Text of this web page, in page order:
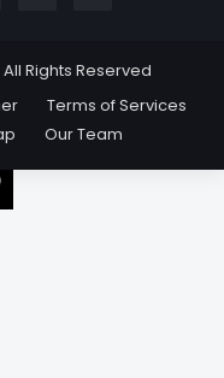
Rights Reserved
Terms of Services
Our Team